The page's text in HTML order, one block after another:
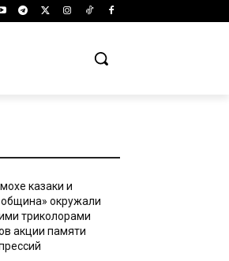
казаки и
община» окружали
триколорами
акции памяти